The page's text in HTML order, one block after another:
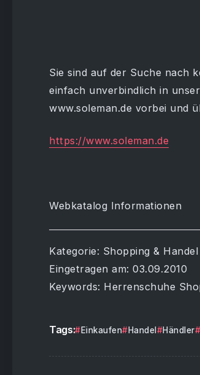
Sie sind auf der Suche nach
einfach unverbindlich in
www.soleman.de vorbei und
https://www.soleman.de
Webkatalog Informationen
Kategorie: Shopping & Handel
Eingetragen am: 03.09.2010
Keywords: Herrenschuhe
Tags: Einkaufen Handel Händler